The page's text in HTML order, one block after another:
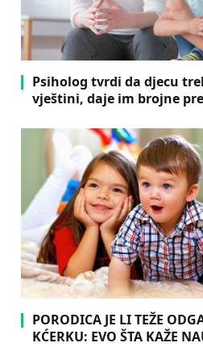
Psiholog tvrdi da djecu
vještini, daje im brojne
PORODICA JE LI TEŽE
KĆERKU: EVO ŠTA KAŽE